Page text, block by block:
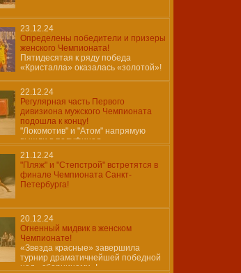
23.12.24
Определены победители и призеры
женского Чемпионата!
Пятидесятая к ряду победа
«Кристалла» оказалась «золотой»!
22.12.24
Регулярная часть Первого
дивизиона мужского Чемпионата
подошла к концу!
"Локомотив" и "Атом" напрямую
вышли в полуфинал.
21.12.24
"Пляж" и "Степстрой" встретятся в
финале Чемпионата Санкт-
Петербурга!
20.12.24
Огненный мидвик в женском
Чемпионате!
«Звезда красные» завершила
турнир драматичнейшей победной
над «сборницами»!